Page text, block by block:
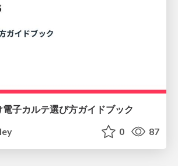
子カルテ選び方ガイドブック
0 87